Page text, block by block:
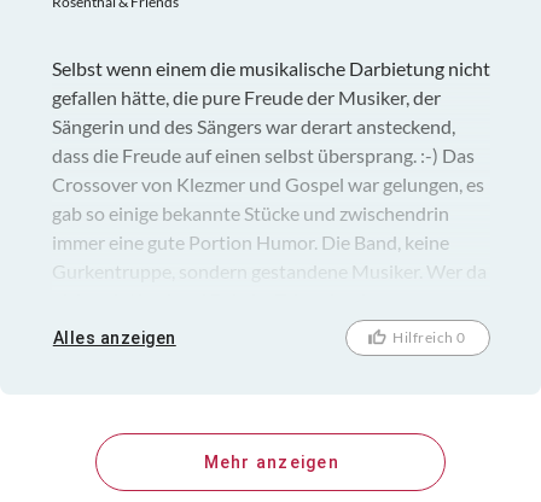
Selbst wenn einem die musikalische Darbietung nicht
gefallen hätte, die pure Freude der Musiker, der
Sängerin und des Sängers war derart ansteckend,
dass die Freude auf einen selbst übersprang. :-) Das
Crossover von Klezmer und Gospel war gelungen, es
gab so einige bekannte Stücke und zwischendrin
immer eine gute Portion Humor. Die Band, keine
Gurkentruppe, sondern gestandene Musiker. Wer da
der war definitiv bei der falschen Veranstaltung.
Sehens- und Hörenswert - ein Genuß! :-)
Alles anzeigen Hilfreich 0
Mehr anzeigen